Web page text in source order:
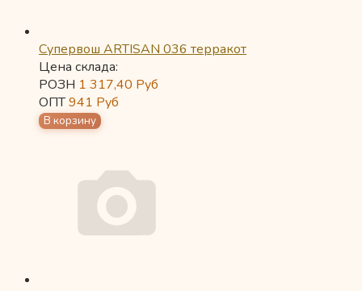
Супервош ARTISAN 036 терракот
Цена склада:
РОЗН 1 317,40 Руб
ОПТ941 Руб